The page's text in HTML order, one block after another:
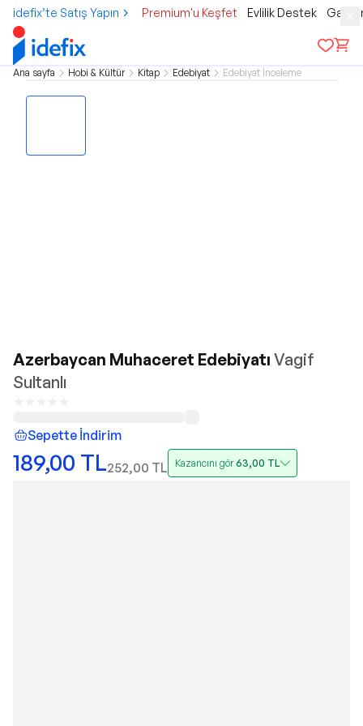
idefix’te Satış Yapın Premium'u Keşfet Evlilik Destek
Ana sayfa Hobi & Kültür Kitap Edebiyat Edebiyat İnceleme
Azerbaycan Muhaceret Edebiyatı Vagif
Sultanlı
Sepette İndirim
189,00 TL252,00 TL Kazancını gör63,00 TL